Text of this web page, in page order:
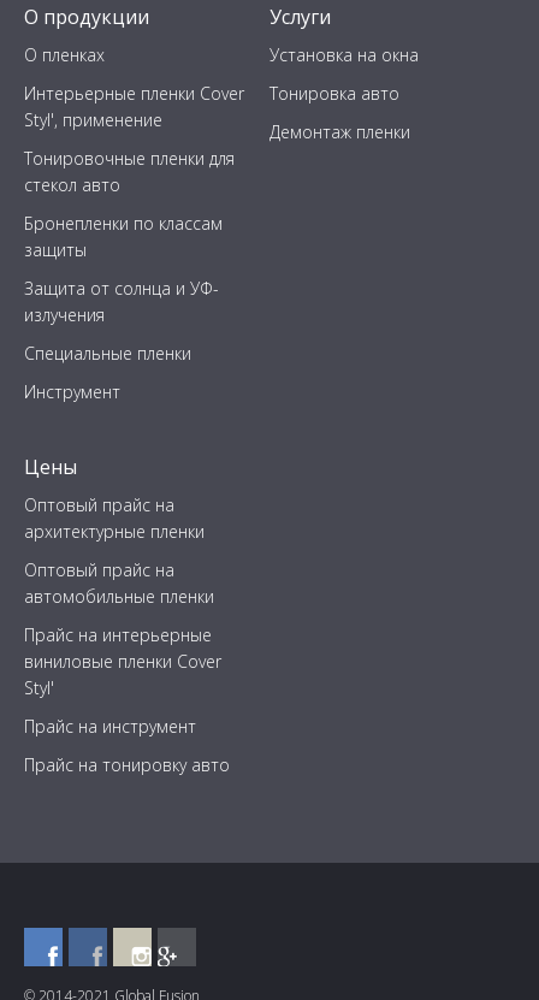
О продукции
О пленках
Интерьерные пленки Cover
Styl', применение
Тонировочные пленки для
стекол авто
Бронепленки по классам
защиты
Защита от солнца и УФ-
излучения
Специальные пленки
Инструмент
Услуги
Установка на окна
Тонировка авто
Демонтаж пленки
Цены
Оптовый прайс на
архитектурные пленки
Оптовый прайс на
автомобильные пленки
Прайс на интерьерные
виниловые пленки Cover
Styl'
Прайс на инструмент
Прайс на тонировку авто
© 2014-2021 Global Fusion